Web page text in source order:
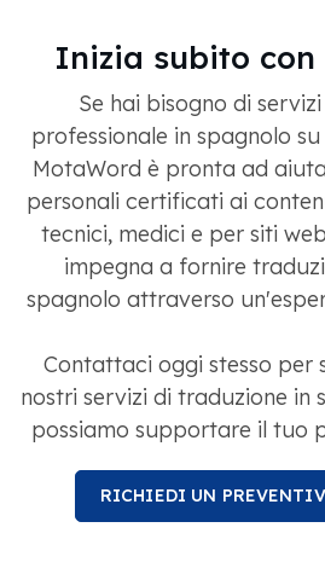
Inizia subito con
Se hai bisogno di
professionale in spagnolo
MotaWord è pronta ad
personali certificati ai
tecnici, medici e per siti
impegna a fornire
spagnolo attraverso
Contattaci oggi stesso per
nostri servizi di traduzione in
possiamo supportare il tuo
RICHIEDI UN